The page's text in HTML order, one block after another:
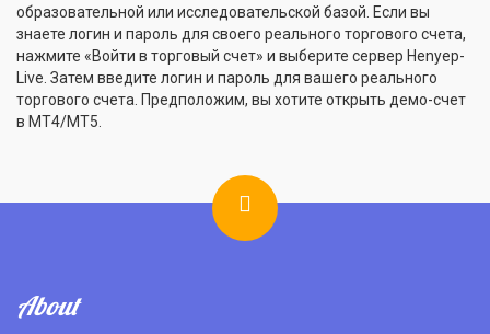
образовательной или исследовательской базой. Если вы
знаете логин и пароль для своего реального торгового счета,
нажмите «Войти в торговый счет» и выберите сервер Henyep-
Live. Затем введите логин и пароль для вашего реального
торгового счета. Предположим, вы хотите открыть демо-счет
в МТ4/МТ5.
About